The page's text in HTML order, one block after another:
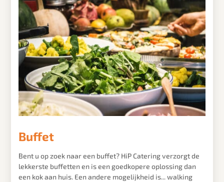
Buffet
Bent u op zoek naar een buffet? HiP Catering verzorgt de
lekkerste buffetten en is een goedkopere oplossing dan
een kok aan huis. Een andere mogelijkheid is... walking